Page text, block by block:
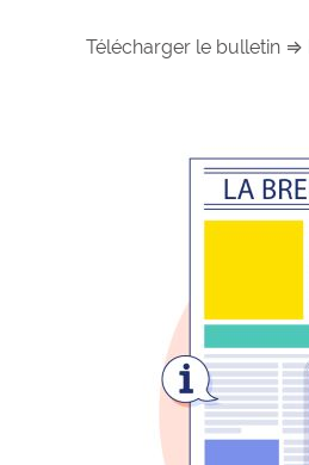
Télécharger le bulletin ⇒